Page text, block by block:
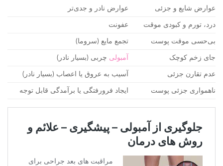
عوارض شایع و جزئی عوارض نادر و جدی‌تر
درد، تورم و کبودی موقت عفونت
بی‌حسی موقت پوست تجمع مایع (سروما)
جای زخم کوچک آمبولی چربی (بسیار نادر)
عدم تقارن جزئی آسیب به عروق یا اعصاب (بسیار نادر)
ناهمواری جزئی پوست ایجاد فرورفتگی یا برآمدگی قابل توجه